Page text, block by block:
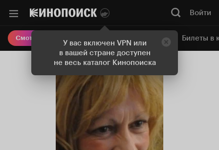
У вас включен VPN или
в вашей стране доступен
не весь каталог Кинопоиска
Войти
Смотреть кино Онлайн-кинотеатр Билеты в